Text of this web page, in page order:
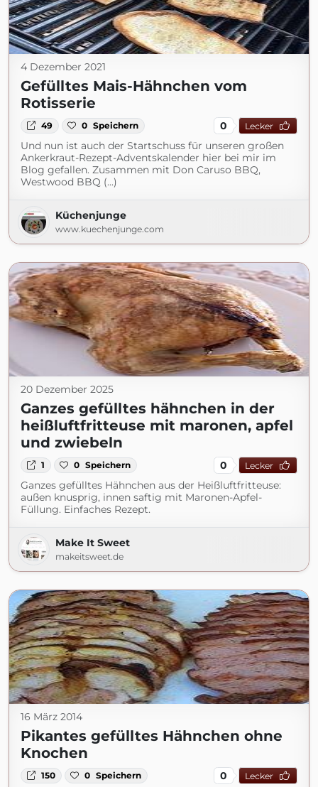
4 Dezember 2021
Gefülltes Mais-Hähnchen vom
Rotisserie
49 0 Speichern 0 Lecker
Und nun ist auch der Startschuss für unseren großen
Ankerkraut-Rezept-Adventskalender hier bei mir im
Blog gefallen. Zusammen mit Don Caruso BBQ,
Westwood BBQ (...)
Küchenjunge
www.kuechenjunge.com
20 Dezember 2025
Ganzes gefülltes hähnchen in der
heißluftfritteuse mit maronen, apfel
und zwiebeln
1 0 Speichern 0 Lecker
Ganzes gefülltes Hähnchen aus der Heißluftfritteuse:
außen knusprig, innen saftig mit Maronen-Apfel-
Füllung. Einfaches Rezept.
Make It Sweet
makeitsweet.de
16 März 2014
Pikantes gefülltes Hähnchen ohne
Knochen
150 0 Speichern 0 Lecker